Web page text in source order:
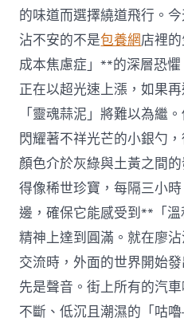
的味道而選擇繞道飛行。
沾不安的不是包養網店裡
成本焦慮症」**的深層恐
正在以超光速上漲，如果
「靈魂蒜泥」將難以為繼
閃耀著不祥光芒的小銀勺
顏色介於灰綠與土黃之間
得像稀世珍寶，每隔三小
邊，確保它能感受到**「
精神上達到圓滿。就在廖
交流時，外面的世界開始
先是聲音。街上所有的汽
不斷、低沉且潮濕的「